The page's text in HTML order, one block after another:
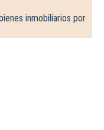
inmobiliarios por